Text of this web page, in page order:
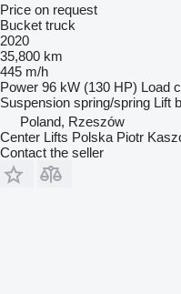
Price on request
Bucket truck
2020
35,800 km
445 m/h
Power 96 kW (130 HP) Load
Suspension spring/spring Lift
Poland, Rzeszów
Center Lifts Polska Piotr
Contact the seller